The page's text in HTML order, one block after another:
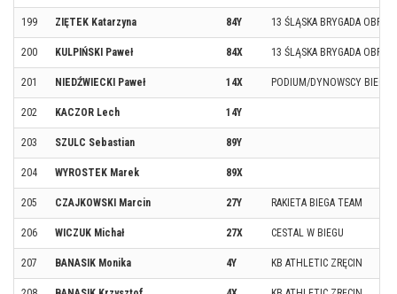
199 ZIĘTEK Katarzyna 84Y 13 ŚLĄSKA BRYGADA
200 KULPIŃSKI Paweł 84X 13 ŚLĄSKA BRYGADA
201 NIEDŹWIECKI Paweł 14X PODIUM/DYNOWSCY
202 KACZOR Lech 14Y
203 SZULC Sebastian 89Y
204 WYROSTEK Marek 89X
205 CZAJKOWSKI Marcin 27Y RAKIETA BIEGA TEAM
206 WICZUK Michał 27X CESTAL W BIEGU
207 BANASIK Monika 4Y KB ATHLETIC ZRĘCIN